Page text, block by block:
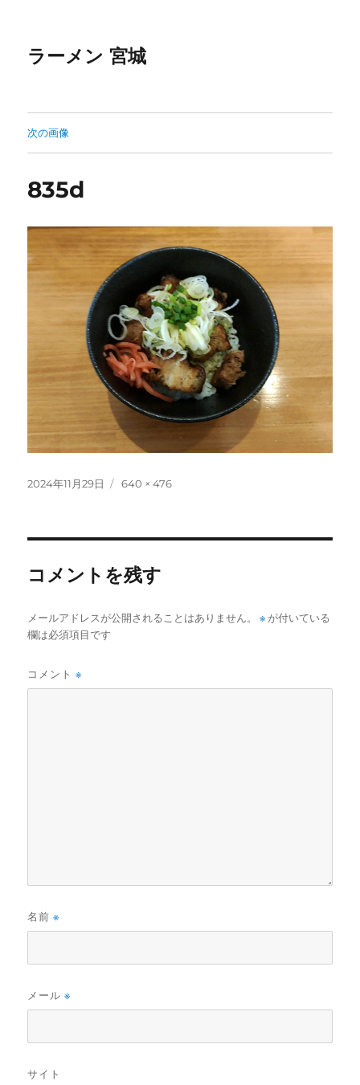
ラーメン 宮城
次の画像
835d
投
2024年11月29日
フ
640 × 476
コメントを残す
メールアドレスが公開されることはありません。 ※ が付いている
欄は必須項目です
コメント※
名前※
メール※
サイト